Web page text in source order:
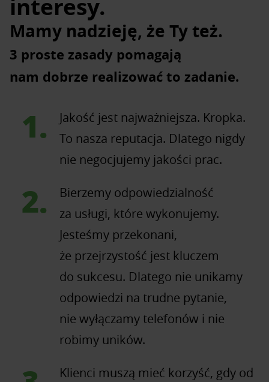
interesy.
Mamy nadzieję, że Ty też.
3 proste zasady pomagają
nam dobrze realizować to zadanie.
Jakość jest najważniejsza. Kropka.
To nasza reputacja. Dlatego nigdy
nie negocjujemy jakości prac.
Bierzemy odpowiedzialność
za usługi, które wykonujemy.
Jesteśmy przekonani,
że przejrzystość jest kluczem
do sukcesu. Dlatego nie unikamy
odpowiedzi na trudne pytanie,
nie wyłączamy telefonów i nie
robimy uników.
Klienci muszą mieć korzyść, gdy od